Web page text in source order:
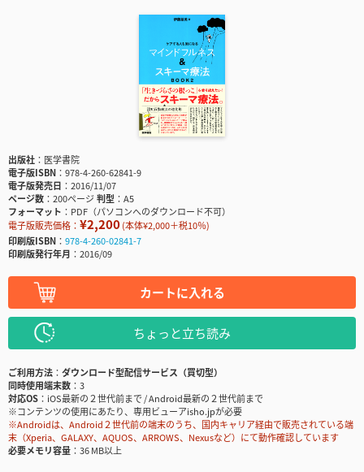
出版社
医学書院
電子版ISBN
978-4-260-62841-9
電子版発売日
2016/11/07
ページ数
200ページ判型
A5
フォーマット
PDF（パソコンへのダウンロード不可）
電子版販売価格： ¥2,200(本体¥2,000＋税10％)
印刷版ISBN
978-4-260-02841-7
印刷版発行年月
2016/09
カートに入れる
ちょっと立ち読み
ご利用方法
ダウンロード型配信サービス（買切型）
同時使用端末数
3
対応OS
iOS最新の２世代前まで / Android最新の２世代前まで
※コンテンツの使用にあたり、専用ビューアisho.jpが必要
※Androidは、Android２世代前の端末のうち、国内キャリア経由で販売されている端
末（Xperia、GALAXY、AQUOS、ARROWS、Nexusなど）にて動作確認しています
必要メモリ容量
36 MB以上